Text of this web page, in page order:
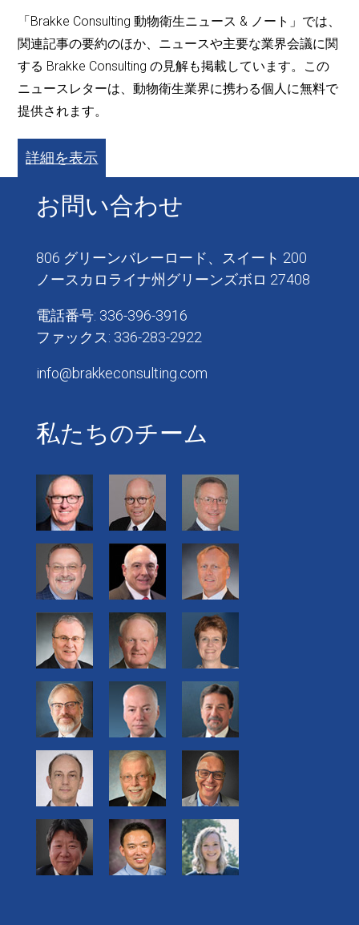
「Brakke Consulting 動物衛生ニュース & ノート」では、
関連記事の要約のほか、ニュースや主要な業界会議に関
する Brakke Consulting の見解も掲載しています。この
ニュースレターは、動物衛生業界に携わる個人に無料で
提供されます。
詳細を表示
お問い合わせ
806 グリーンバレーロード、スイート 200
ノースカロライナ州グリーンズボロ 27408
電話番号: 336-396-3916
ファックス: 336-283-2922
info@brakkeconsulting.com
私たちのチーム